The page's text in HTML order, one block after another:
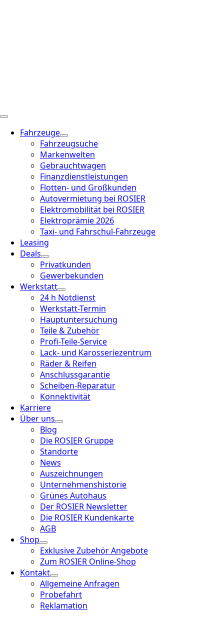
Fahrzeuge
Fahrzeugsuche
Markenwelten
Gebrauchtwagen
Finanzdienstleistungen
Flotten- und Großkunden
Autovermietung bei ROSIER
Elektromobilität bei ROSIER
Elektroprämie 2026
Taxi- und Fahrschul-Fahrzeuge
Leasing
Deals
Privatkunden
Gewerbekunden
Werkstatt
24 h Notdienst
Werkstatt-Termin
Hauptuntersuchung
Teile & Zubehör
Profi-Teile-Service
Lack- und Karosseriezentrum
Räder & Reifen
Anschlussgarantie
Scheiben-Reparatur
Konnektivität
Karriere
Über uns
Blog
Die ROSIER Gruppe
Standorte
News
Auszeichnungen
Unternehmenshistorie
Grünes Autohaus
Der ROSIER Newsletter
Die ROSIER Kundenkarte
AGB
Shop
Exklusive Zubehör Angebote
Zum ROSIER Online-Shop
Kontakt
Allgemeine Anfragen
Probefahrt
Reklamation